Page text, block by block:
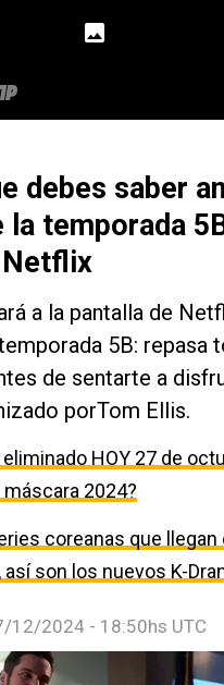
debes saber
la temporada
a la pantalla de
5B: repasa
de sentarte a
porTom Ellis.
HOY 27 de
máscara 2024?
coreanas que llegan
son los nuevos K-
12/2024 - 18:50hs UTC